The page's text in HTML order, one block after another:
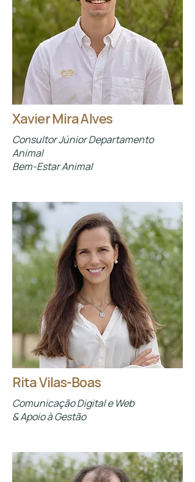
Xavier Mira Alves
Consultor Júnior Departamento
Animal
Bem-Estar Animal
Rita Vilas-Boas
Comunicação Digital e Web
& Apoio à Gestão